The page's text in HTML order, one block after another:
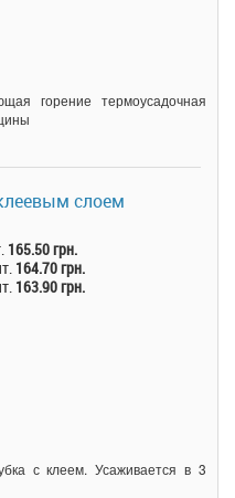
горение термоусадочная
слоем
165.50 грн.
164.70 грн.
163.90 грн.
с клеем. Усаживается в 3